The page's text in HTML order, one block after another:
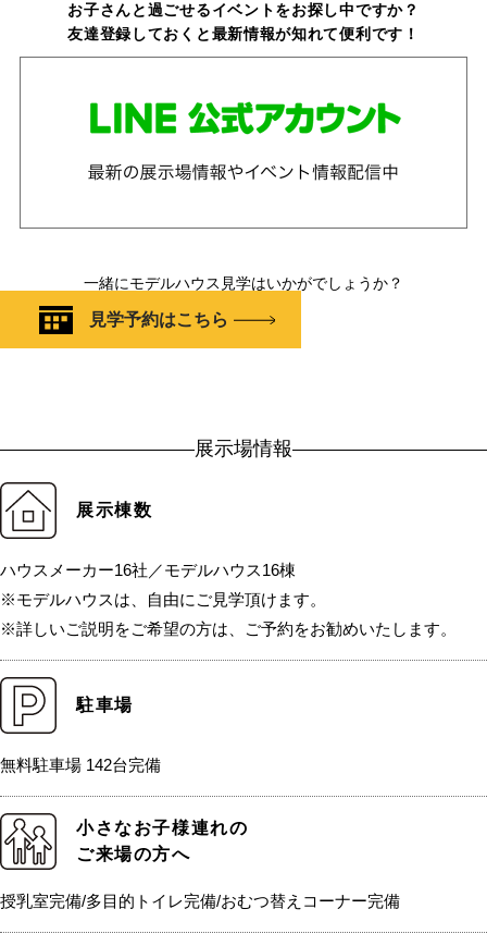
お子さんと過ごせるイベントをお探し中ですか？
友達登録しておくと最新情報が知れて便利です！
一緒にモデルハウス見学はいかがでしょうか？
見学予約はこちら
展示場情報
展示棟数
ハウスメーカー16社／モデルハウス16棟
※モデルハウスは、自由にご見学頂けます。
※詳しいご説明をご希望の方は、ご予約をお勧めいたします。
駐車場
無料駐車場 142台完備
小さなお子様連れの
ご来場の方へ
授乳室完備/多目的トイレ完備/おむつ替えコーナー完備